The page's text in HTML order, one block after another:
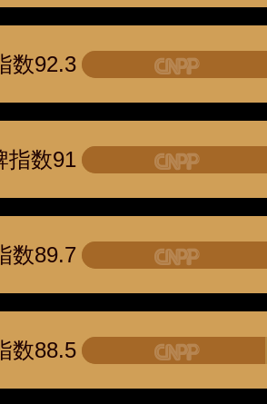
数92.3
指数91
数89.7
数88.5